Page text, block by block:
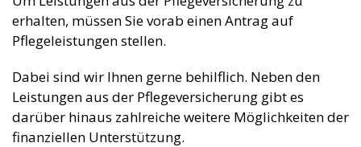
erhalten, müssen Sie vorab einen Antrag auf
Pflegeleistungen stellen.
Dabei sind wir Ihnen gerne behilflich. Neben den
Leistungen aus der Pflegeversicherung gibt es
darüber hinaus zahlreiche weitere Möglichkeiten der
finanziellen Unterstützung.